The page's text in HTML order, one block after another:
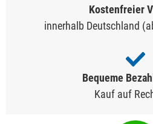
Kostenfreier
innerhalb Deutschland
Bequeme
Kauf auf